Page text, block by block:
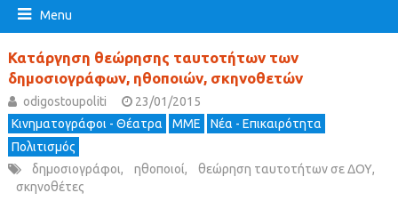
Menu
Κατάργηση θεώρησης ταυτοτήτων των
δημοσιογράφων, ηθοποιών, σκηνοθετών
odigostoupoliti
23/01/2015
Κινηματογράφοι - Θέατρα
ΜΜΕ
Νέα - Επικαιρότητα
Πολιτισμός
δημοσιογράφοι, ηθοποιοί, θεώρηση ταυτοτήτων σε ΔΟΥ,
σκηνοθέτες